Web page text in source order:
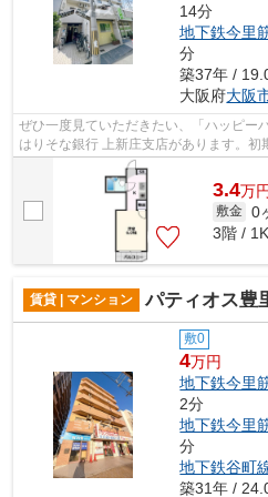
14分
地下鉄今里
分
築37年 /
大阪府大阪
ぜひ一度見ていただきたい、「ハッピー
はりそな銀行 上新庄支店があります。
るので、カードで決済したい方にもお...
3.4万円
敷金 0
3階 /
賃貸 | マンション パティオス豊
敷0
4万円
地下鉄今里
2分
地下鉄今里
分
地下鉄谷町
築31年 /